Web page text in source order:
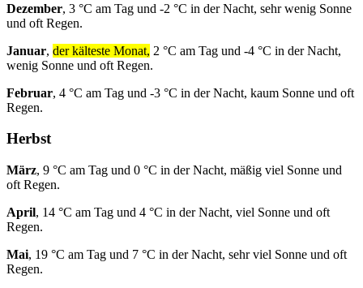
Dezember, 3 °C am Tag und -2 °C in der Nacht, sehr wenig Sonne
und oft Regen.
Januar, der kälteste Monat, 2 °C am Tag und -4 °C in der Nacht,
wenig Sonne und oft Regen.
Februar, 4 °C am Tag und -3 °C in der Nacht, kaum Sonne und oft
Regen.
Herbst
März, 9 °C am Tag und 0 °C in der Nacht, mäßig viel Sonne und
oft Regen.
April, 14 °C am Tag und 4 °C in der Nacht, viel Sonne und oft
Regen.
Mai, 19 °C am Tag und 7 °C in der Nacht, sehr viel Sonne und oft
Regen.